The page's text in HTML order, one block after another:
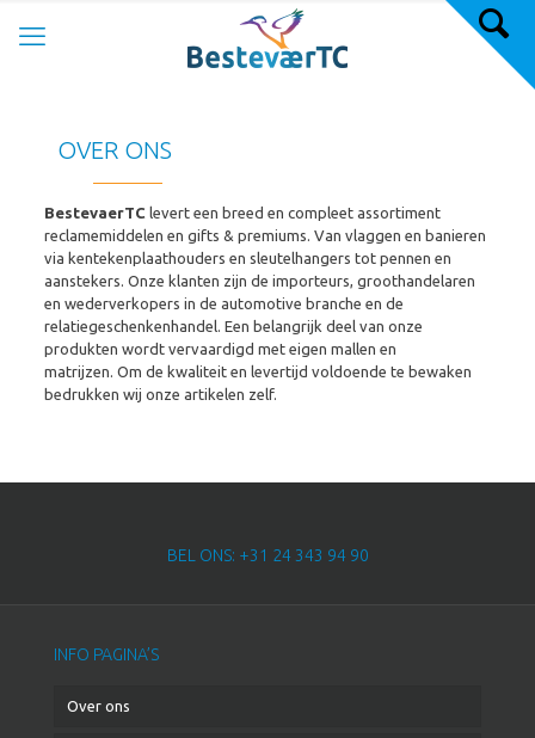
OVER ONS
BestevaerTC levert een breed en compleet assortiment
reclamemiddelen en gifts & premiums. Van vlaggen en banieren
via kentekenplaathouders en sleutelhangers tot pennen en
aanstekers. Onze klanten zijn de importeurs, groothandelaren
en wederverkopers in de automotive branche en de
relatiegeschenkenhandel. Een belangrijk deel van onze
produkten wordt vervaardigd met eigen mallen en
matrijzen. Om de kwaliteit en levertijd voldoende te bewaken
bedrukken wij onze artikelen zelf.
BEL ONS: +31 24 343 94 90
INFO PAGINA’S
Over ons